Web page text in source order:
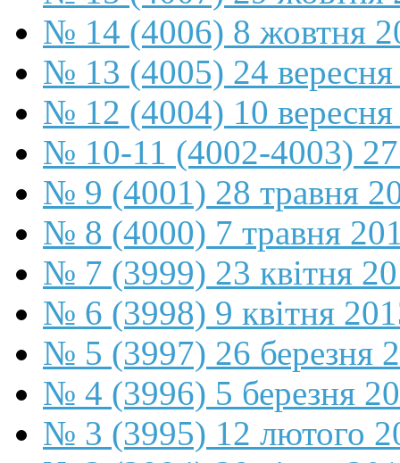
№ 14 (4006) 8 жовтня
№ 13 (4005) 24
№ 12 (4004) 10
№ 10-11 (4002-4003)
№ 9 (4001) 28 травня
№ 8 (4000) 7 травня
№ 7 (3999) 23 квітня
№ 6 (3998) 9 квітня
№ 5 (3997) 26 березня
№ 4 (3996) 5 березня
№ 3 (3995) 12 лютого